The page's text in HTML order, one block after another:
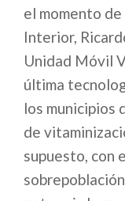
el momento
Interior,
Unidad Móvil
última
los municipios
de
supuesto, con